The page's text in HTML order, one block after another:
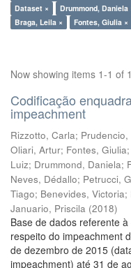
Dataset ×
Drummond, Daniela
Braga, Leila ×
Fontes, Giulia ×
Now showing items 1-1 of 1
Codificação
impeachment
Rizzotto, Carla; Prudencio,
Oliari, Artur; Fontes, Giulia;
Luiz; Drummond, Daniela;
Neves, Dédallo; Petrucci,
Tiago; Benevides, Victoria;
Januario, Priscila (2018)
Base de dados referente
respeito do impeachment
de dezembro de 2015
impeachment) até 31 de